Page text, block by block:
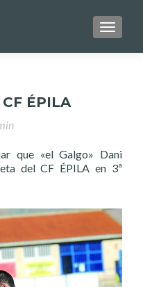
ÉPILA
que «el Galgo» Dani
del CF ÉPILA en 3ª